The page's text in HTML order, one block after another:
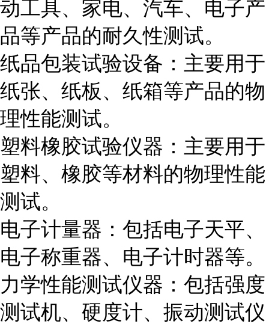
动工具、家电、汽车、电子产
品等产品的耐久性测试。
纸品包装试验设备：主要用于
纸张、纸板、纸箱等产品的物
理性能测试。
塑料橡胶试验仪器：主要用于
塑料、橡胶等材料的物理性能
测试。
电子计量器：包括电子天平、
电子称重器、电子计时器等。
力学性能测试仪器：包括强度
测试机、硬度计、振动测试仪